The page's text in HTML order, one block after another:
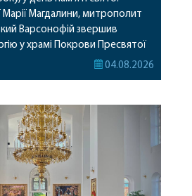
Марії Магдалини, митрополит
Варсонофій звершив
у храмі Покрови Пресвятої
Барського благочиння.
Магдалини з часткою її
зі Святої Гори Афон.
вірянам […]
04.08.2026